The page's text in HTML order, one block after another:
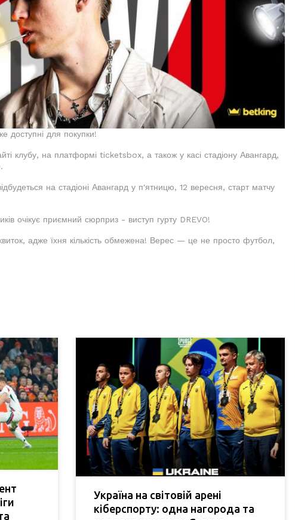
доступні для покупки!
клубу, на платформі ticketsbox, а також у касі стадіону Авангард,
на стадіоні Авангард у п'ятницю, 12 вересня, старт матчу
очікує приємний сюрприз - виступ гурту DREVO!
адже їхня кількість обмежена! Верес — це не просто футбол,
Україна на світовій арені
кіберспорту: одна нагорода та